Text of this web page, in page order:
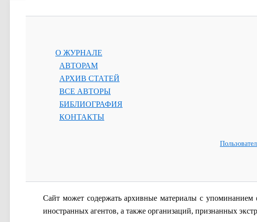
О ЖУРНАЛЕ
АВТОРАМ
АРХИВ СТАТЕЙ
ВСЕ АВТОРЫ
БИБЛИОГРАФИЯ
КОНТАКТЫ
Сайт может содержать архивные материалы с
иностранных агентов, а также организаций, признанных